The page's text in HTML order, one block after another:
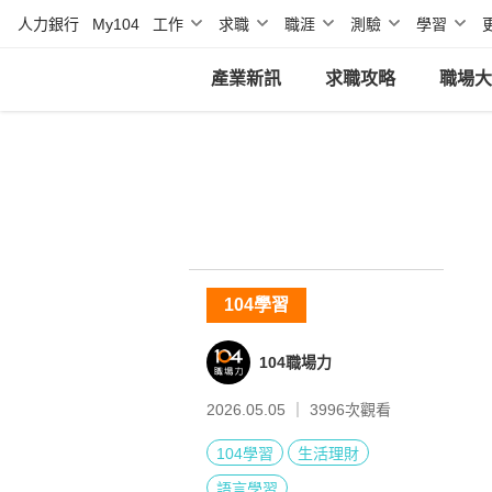
人力銀行 My104 工作 求職 職涯 測驗 學習
產業新訊 求職攻略 職場
104學習
104職場力
2026.05.05 ｜ 3996次觀看
104學習
生活理財